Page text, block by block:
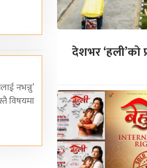
नभन्नु’
विषयमा
देशभर ‘हली’को